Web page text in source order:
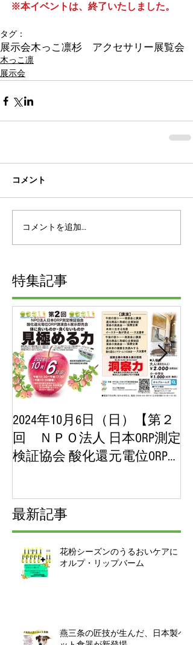
※本イベントは、終了いたしました。
タグ：
展示会木っこ凛杉 アクセサリー展覧会
木っこ凛
展示会
コメント
コメントを追加…
特集記事
2024年10月6日（日）【第２
回 ＮＰＯ法人 日本ORP測定
検証協会 酸化還元電位ORP講
最新記事
花粉シーズンのうるおいケアに｜
オルプ・リップバーム
燕三条の匠技が生んだ、日本製ペ